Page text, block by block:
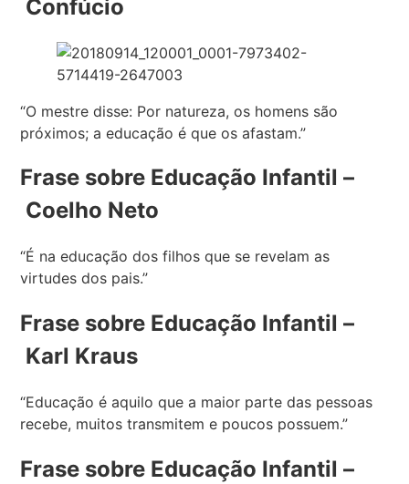
Confúcio
“O mestre disse: Por natureza, os homens são
próximos; a educação é que os afastam.”
Frase sobre Educação Infantil –
Coelho Neto
“É na educação dos filhos que se revelam as
virtudes dos pais.”
Frase sobre Educação Infantil –
Karl Kraus
“Educação é aquilo que a maior parte das pessoas
recebe, muitos transmitem e poucos possuem.”
Frase sobre Educação Infantil –